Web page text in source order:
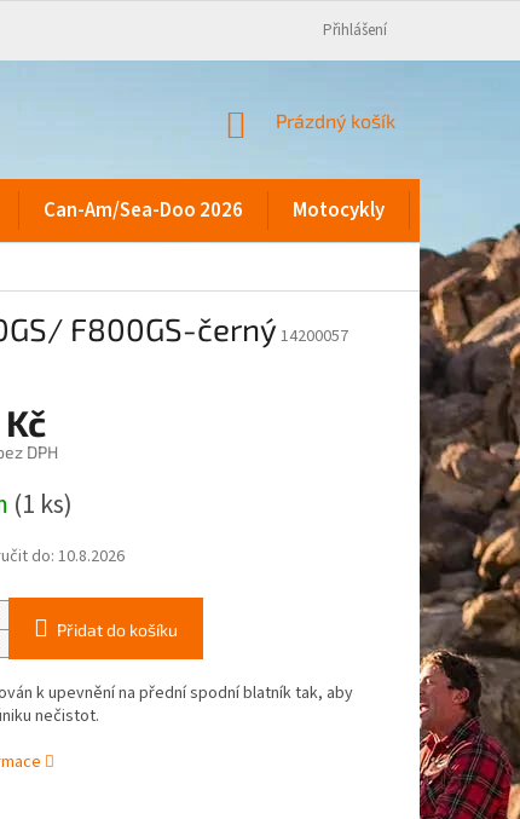
Přihlášení
NÁKUPNÍ
Prázdný košík
Can-Am/Sea-Doo 2026 Motocykly
F800GS-černý 14200057
DPH
(1 ks)
do: 10.8.2026
Přidat do košíku
k upevnění na přední spodní blatník tak, aby
nečistot.